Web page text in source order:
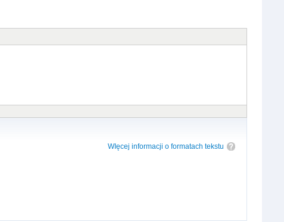
WIęcej informacji o formatach tekstu